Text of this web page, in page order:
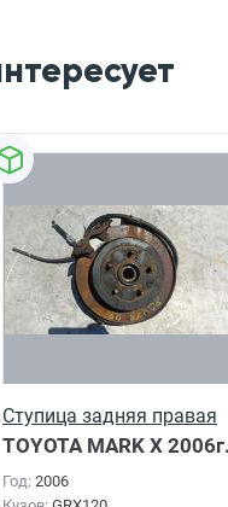
Ступица задняя правая
TOYOTA MARK X
Год: 2006